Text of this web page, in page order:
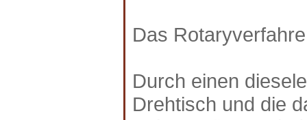
Das
Durch einen
Drehtisch und die